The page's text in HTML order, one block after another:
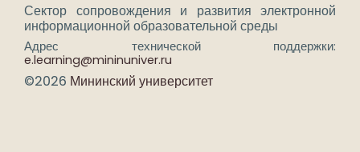
Сектор сопровождения и развития электронной
информационной образовательной среды
Адрес технической поддержки:
e.learning@mininuniver.ru
©2026 Мининский университет